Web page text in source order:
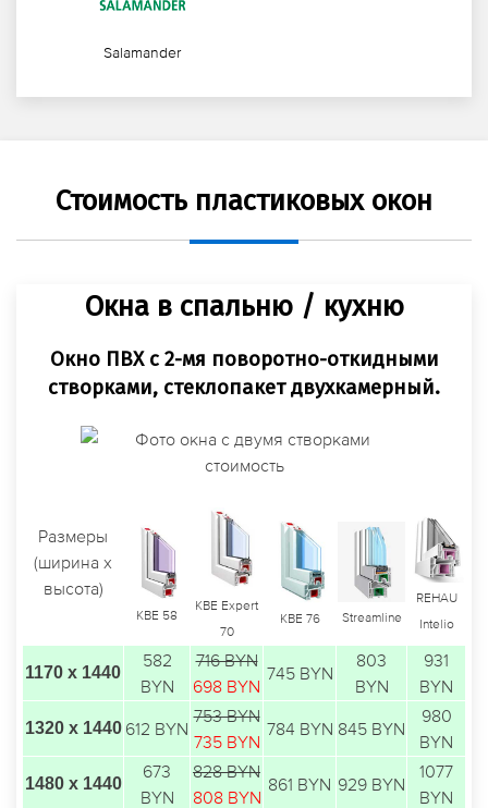
Salamander
Стоимость пластиковых окон
Окна в спальню / кухню
Окно ПВХ с 2-мя поворотно-откидными
створками, стеклопакет двухкамерный.
Размеры
(ширина х
высота)
KBE 58
KBE Expert
70
KBE 76 Streamline
REHAU
Intelio
1170 х 1440
582
BYN
716 BYN
698 BYN
745 BYN
803
BYN
931
BYN
1320 х 1440 612 BYN
753 BYN
735 BYN
784 BYN 845 BYN
980
BYN
1480 х 1440
673
BYN
828 BYN
808 BYN
861 BYN 929 BYN
1077
BYN